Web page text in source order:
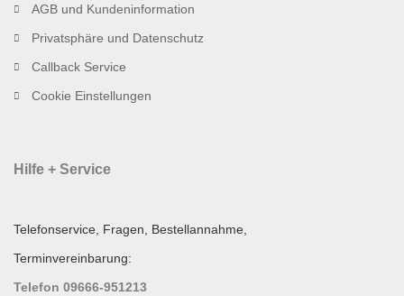
AGB und Kundeninformation
Privatsphäre und Datenschutz
Callback Service
Cookie Einstellungen
Hilfe + Service
Telefonservice, Fragen, Bestellannahme,
Terminvereinbarung:
Telefon 09666-951213